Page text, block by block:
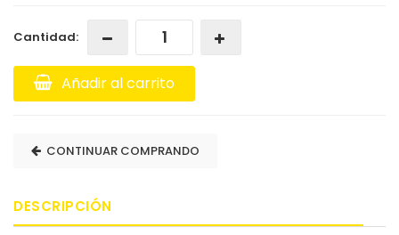
Cantidad:
Añadir al carrito
CONTINUAR COMPRANDO
DESCRIPCIÓN